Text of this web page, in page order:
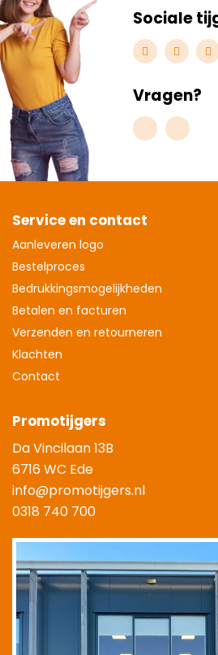
Sociale
Vragen?
Service en contact
Aanleveren logo
Bestelproces
Bedrukkingsmogelijkheden
Betalen en facturen
Verzenden en retourneren
Klachten
Contact
Promotijgers
Da Vincilaan 13B
6716 WC Ede
info@promotijgers.nl
0318 740 700